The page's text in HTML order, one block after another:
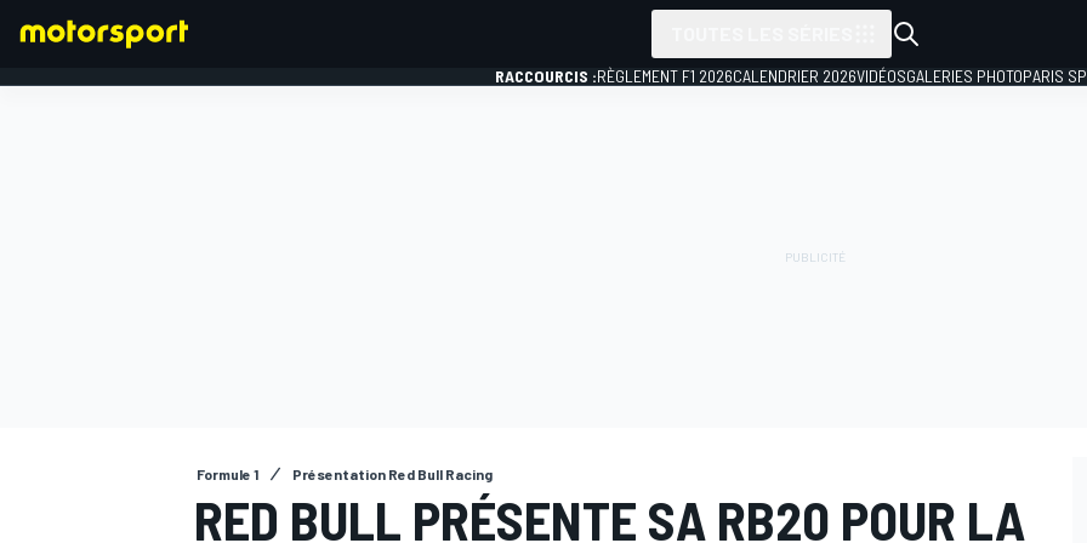
RACCOURCIS :RÈGLEMENT F1 2026CALENDRIER 2026VIDÉOSGALERIES PHOTOPARIS
Formule 1 Présentation Red Bull Racing
RED BULL PRÉSENTE SA RB20 POUR LA